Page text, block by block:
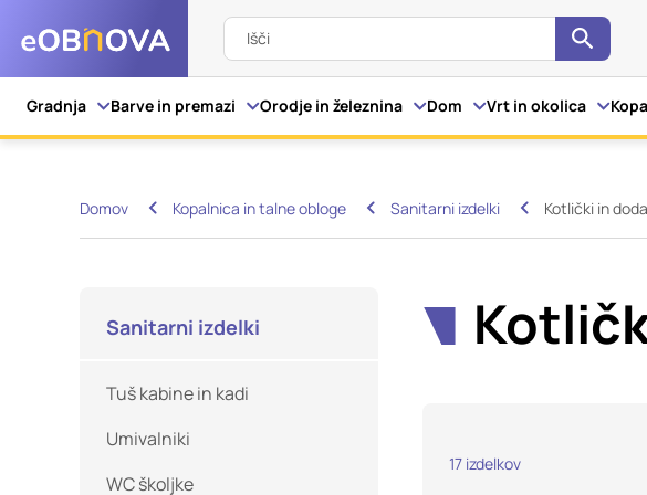
Išči
Išči
Gradnja Barve in premazi Orodje in železnina Dom Vrt in okolica
Domov Kopalnica in talne obloge Sanitarni izdelki Kotlički in
Sanitarni izdelki
Tuš kabine in kadi
Umivalniki
WC školjke
17 izdelkov
Nastavitve piškotkov
Ko obiščete katero koli spletno mesto,
razkrivajo neposredno vaše identitete,
izkušnjo. Nekatere vrste piškotkov